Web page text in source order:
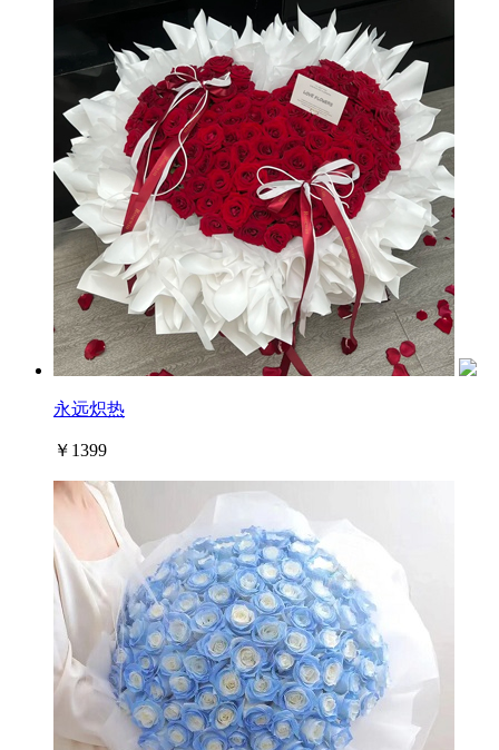
永远炽热
￥1399